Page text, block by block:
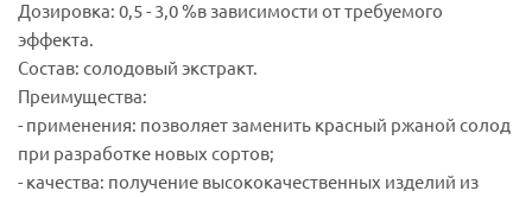
Дозировка: 0,5 - 3,0 %в зависимости от требуемого
эффекта.
Состав: солодовый экстракт.
Преимущества:
- применения: позволяет заменить красный ржаной солод
при разработке новых сортов;
- качества: получение высококачественных изделий из